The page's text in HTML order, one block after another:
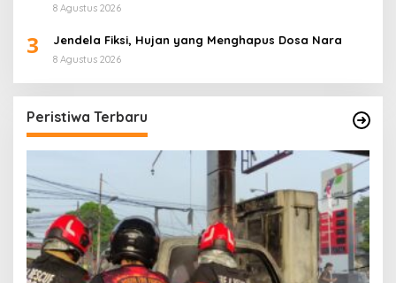
8 Agustus 2026
3 Jendela Fiksi, Hujan yang Menghapus Dosa Nara
8 Agustus 2026
Peristiwa Terbaru